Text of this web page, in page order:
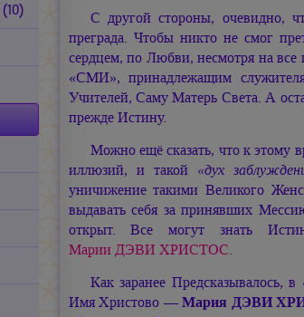
(10)
С другой стороны, очевидно,
преграда. Чтобы никто не смог
сердцем, по Любви, несмотря на
«СМИ», принадлежащим
Учителей, Саму Матерь Света. А
прежде Истину.
Можно ещё сказать, что к этому
иллюзий, и такой «дух
уничижение такими Великого
выдавать себя за принявших
открыт. Все могут знать
Марии ДЭВИ ХРИСТОС.
Как заранее Предсказывалось, в
Имя Христово —Мария ДЭВИ